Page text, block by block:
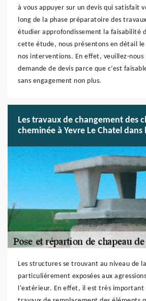
à vous appuyer sur un devis qui satisfait
long de la phase préparatoire des
étudier approfondissement la faisabilité
cette étude, nous présentons en détail
nos interventions. En effet, veuillez-nous
demande de devis parce que c’est
sans engagement non plus.
Les travaux de changement des
cheminée à Yevre Le Chatel dans
Les structures se trouvant au niveau de
particulièrement exposées aux
l'extérieur. En effet, il est très important